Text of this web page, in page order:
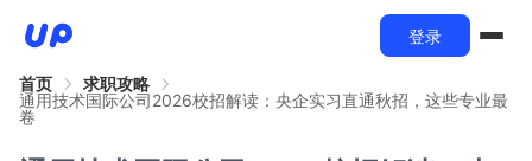
登录
首页
求职攻略
通用技术国际公司2026校招解读：央企实习直通秋招，这些专业最
卷